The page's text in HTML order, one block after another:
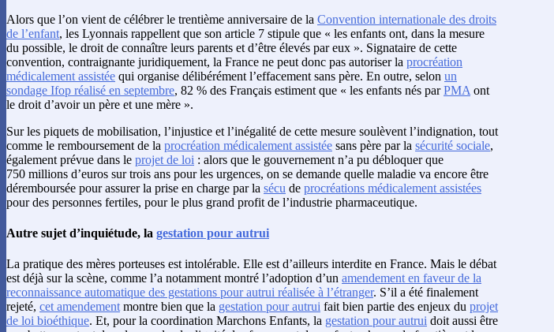
Alors que l’on vient de célébrer le trentième anniversaire de la Convention internationale des droits
de l’enfant, les Lyonnais rappellent que son article 7 stipule que « les enfants ont, dans la mesure
du possible, le droit de connaître leurs parents et d’être élevés par eux ». Signataire de cette
convention, contraignante juridiquement, la France ne peut donc pas autoriser la procréation
médicalement assistée qui organise délibérément l’effacement sans père. En outre, selon un
sondage Ifop réalisé en septembre, 82 % des Français estiment que « les enfants nés parPMA ont
le droit d’avoir un père et une mère ».
Sur les piquets de mobilisation, l’injustice et l’inégalité de cette mesure soulèvent l’indignation, tout
comme le remboursement de la procréation médicalement assistée sans père par la sécurité sociale,
également prévue dans le projet de loi : alors que le gouvernement n’a pu débloquer que
750 millions d’euros sur trois ans pour les urgences, on se demande quelle maladie va encore être
déremboursée pour assurer la prise en charge par la sécu de procréations médicalement assistées
pour des personnes fertiles, pour le plus grand profit de l’industrie pharmaceutique.
Autre sujet d’inquiétude, la gestation pour autrui
La pratique des mères porteuses est intolérable. Elle est d’ailleurs interdite en France. Mais le débat
est déjà sur la scène, comme l’a notamment montré l’adoption d’un amendement en faveur de la
reconnaissance automatique des gestations pour autrui réalisée à l’étranger. S’il a été finalement
rejeté, cet amendementmontre bien que la gestation pour autrui fait bien partie des enjeux du projet
de loi bioéthique. Et, pour la coordination Marchons Enfants, la gestation pour autrui doit aussi être